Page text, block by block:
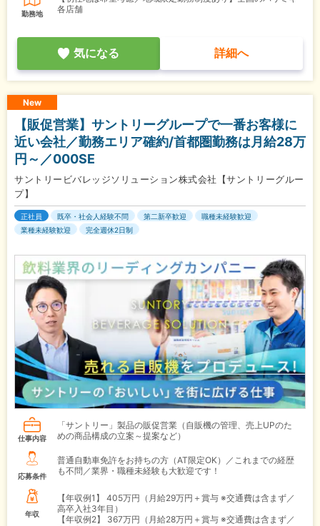
勤務地
各店舗
気になる 詳細へ
New
【販促営業】サントリーグループで一番お客様に
近い会社／勤務エリア確約/首都圏勤務は月給28万
円～／000SE
サントリービバレッジソリューション株式会社【サントリーグルー
プ】
正社員 既卒・社会人経験不問 第二新卒歓迎
職種未経験歓迎
業種未経験歓迎
完全週休2日制
仕事内容
「サントリー」製品の販促営業（自販機の管理、売上UPのた
めの商品構成の立案～提案など）
応募条件
普通自動車免許をお持ちの方（AT限定OK）／これまでの経歴
も不問／業界・職種未経験も大歓迎です！
年収
【年収例1】
405万円（月給29万円＋賞与 ※交通費は含まず／
高卒入社3年目）
【年収例2】
367万円（月給28万円＋賞与 ※交通費は含まず／